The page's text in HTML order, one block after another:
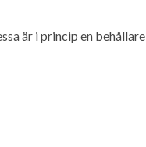
är i princip en behållare